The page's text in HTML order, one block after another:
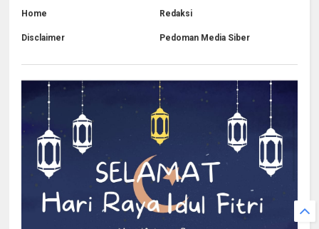
Home Redaksi
Disclaimer Pedoman Media Siber